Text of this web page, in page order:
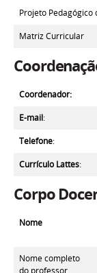
Projeto Pedagógico
Matriz Curricular
Coordenador:
E-mail:
Telefone:
Currículo Lattes:
Corpo
Nome
Nome completo